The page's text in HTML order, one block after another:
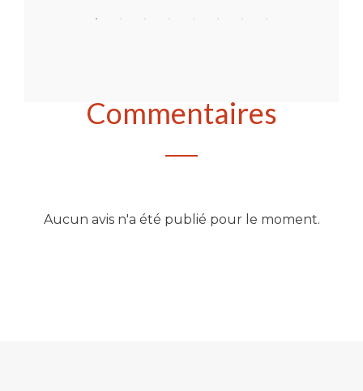
Commentaires
Aucun avis n'a été publié pour le moment.